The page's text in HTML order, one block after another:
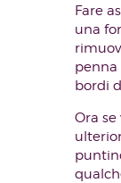
Fare
una
penna
bordi
Ora